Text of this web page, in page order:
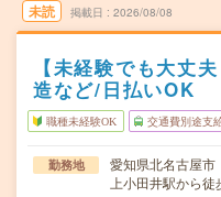
未読 掲載日 2026/08/08
【未経験でも大丈
造など/日払いOK
職種未経験OK 交通費別途支
勤務地
愛知県北名古屋市
上小田井駅から